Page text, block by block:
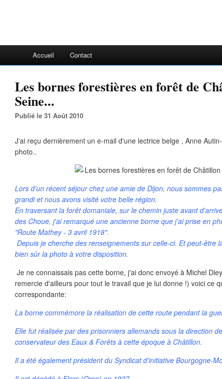
Accueil Contact
Les bornes forestières en forêt de
Seine...
Publié le 31 Août 2010
J'ai reçu dernièrement un e-mail d'une lectrice belge , Anne
photo..
Lors d'un récent séjour chez une amie de Dijon, nous sommes
grandi et nous avons visité votre belle région.
En traversant la forêt domaniale, sur le chemin juste avant
des Choue, j'ai remarqué une ancienne borne que j'ai prise en
"Route Mathey - 3 avril 1918".
Depuis je cherche des renseignements sur celle-ci. Et peut-être
bien sûr la photo à votre disposition.
Je ne connaissais pas cette borne, j'ai donc envoyé à Michel
remercie d'ailleurs pour tout le travail que je lui donne !) voici ce
correspondante:
La borne commémore la réalisation de cette route pendant la
Elle fut réalisée par des prisonniers allemands sous la direction
conservateur des Eaux & Forêts à cette époque à Châtillon.
Il a été également président du Syndicat d'initiative Bourgogne-